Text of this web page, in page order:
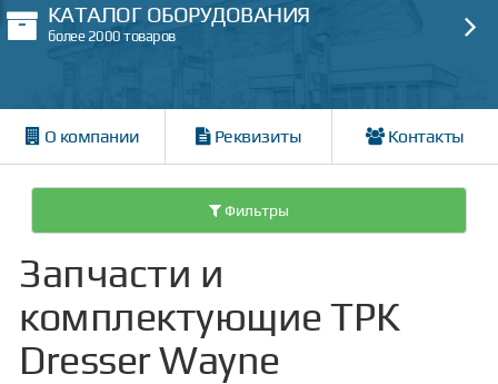
КАТАЛОГ ОБОРУДОВАНИЯ
более 2000 товаров
О компании Реквизиты Контакты
Фильтры
Запчасти и
комплектующие ТРК
Dresser Wayne